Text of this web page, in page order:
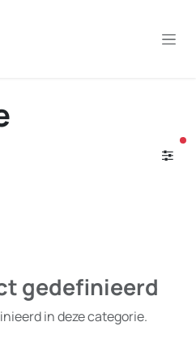
gedefinieerd
in deze categorie.